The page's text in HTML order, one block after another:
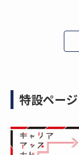
特設ページ